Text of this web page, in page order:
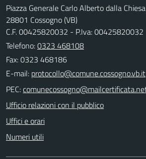
Piazza Generale Carlo Alberto dalla Chiesa
28801 Cossogno (VB)
C.F. 00425820032 - P.Iva: 00425820032
Telefono:0323 468108
Fax: 0323 468186
E-mail:
PEC:
Ufficio relazioni con il pubblico
Uffici e orari
Numeri utili